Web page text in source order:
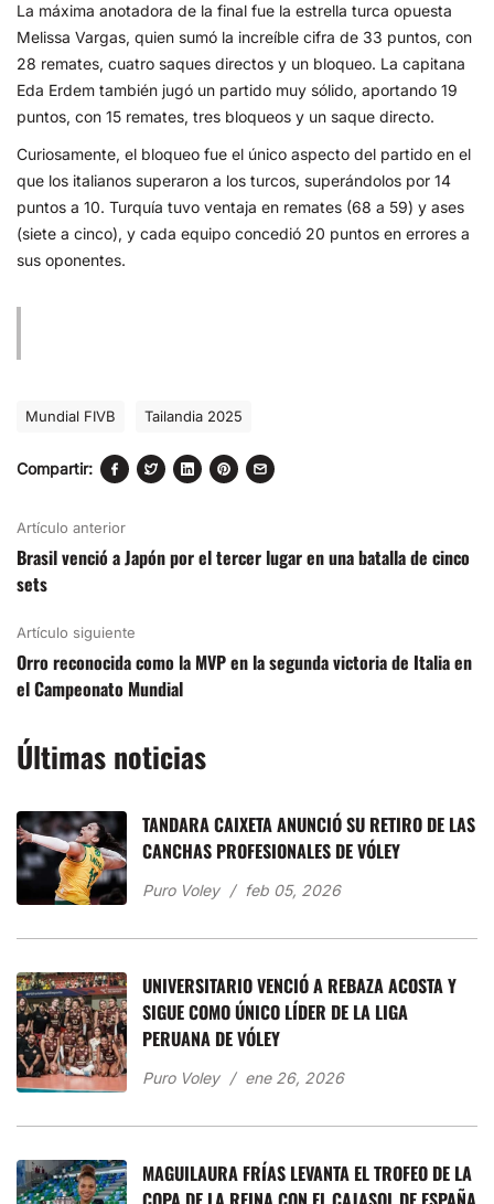
La máxima anotadora de la final fue la estrella turca opuesta
Melissa Vargas, quien sumó la increíble cifra de 33 puntos, con
28 remates, cuatro saques directos y un bloqueo. La capitana
Eda Erdem también jugó un partido muy sólido, aportando 19
puntos, con 15 remates, tres bloqueos y un saque directo.
Curiosamente, el bloqueo fue el único aspecto del partido en el
que los italianos superaron a los turcos, superándolos por 14
puntos a 10. Turquía tuvo ventaja en remates (68 a 59) y ases
(siete a cinco), y cada equipo concedió 20 puntos en errores a
sus oponentes.
Mundial FIVB Tailandia 2025
Compartir:
Artículo anterior
Brasil venció a Japón por el tercer lugar en una batalla de cinco
sets
Artículo siguiente
Orro reconocida como la MVP en la segunda victoria de Italia en
el Campeonato Mundial
Últimas noticias
TANDARA CAIXETA ANUNCIÓ SU RETIRO DE LAS
CANCHAS PROFESIONALES DE VÓLEY
Puro Voley feb 05, 2026
UNIVERSITARIO VENCIÓ A REBAZA ACOSTA Y
SIGUE COMO ÚNICO LÍDER DE LA LIGA
PERUANA DE VÓLEY
Puro Voley ene 26, 2026
MAGUILAURA FRÍAS LEVANTA EL TROFEO DE LA